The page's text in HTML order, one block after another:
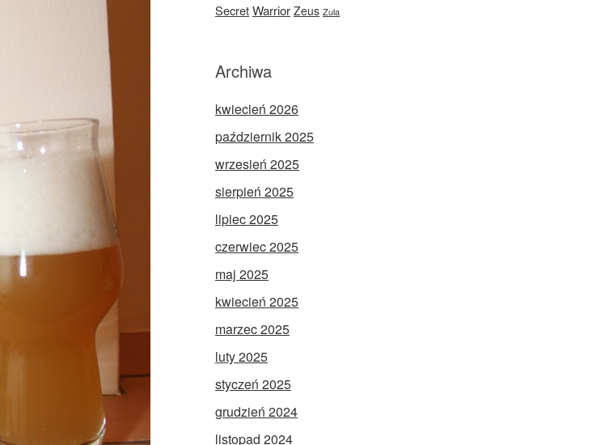
SecretWarrior Zeus Zula
Archiwa
kwiecień 2026
październik 2025
wrzesień 2025
sierpień 2025
lipiec 2025
czerwiec 2025
maj 2025
kwiecień 2025
marzec 2025
luty 2025
styczeń 2025
grudzień 2024
listopad 2024